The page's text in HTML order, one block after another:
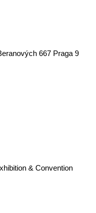
667 Praga 9
& Convention